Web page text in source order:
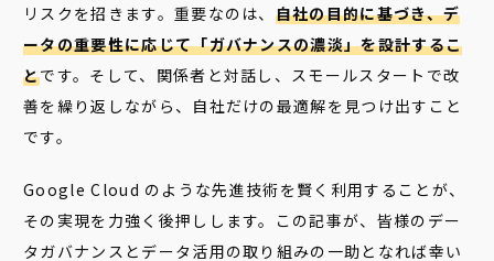
リスクを招きます。重要なのは、 自社の目的に基づき、デ
ータの重要性に応じて「ガバナンスの濃淡」を設計するこ
とです。そして、関係者と対話し、スモールスタートで改
善を繰り返しながら、自社だけの最適解を見つけ出すこと
です。
Google Cloud のような先進技術を賢く利用することが、
その実現を力強く後押しします。この記事が、皆様のデー
タガバナンスとデータ活用の取り組みの一助となれば幸い